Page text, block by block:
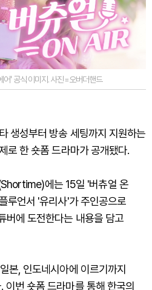
어' 공식 이미지. 사진=오버더핸드
생성부터 방송 세팅까지 지원하는
로 한 숏폼 드라마가 공개됐다.
에는 15일 '버츄얼 온
루언서 '유리사'가 주인공으로
버에 도전한다는 내용을 담고
본, 인도네시아에 이르기까지
이번 숏폼 드라마를 통해 한국의